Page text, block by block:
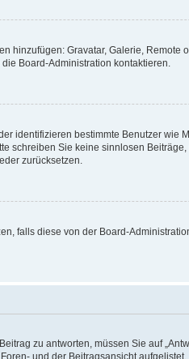
hinzufügen: Gravatar, Galerie,
Board-Administration kontaktieren.
identifizieren bestimmte Benutzer wie
schreiben Sie keine sinnlosen
zurücksetzen.
falls diese von der Board-
zu antworten, müssen Sie auf
und der Beitragsansicht aufgelistet.